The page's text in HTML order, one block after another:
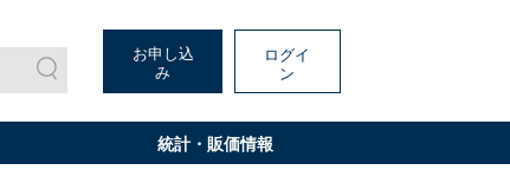
お申し込
み
ログイ
ン
統計・販価情報